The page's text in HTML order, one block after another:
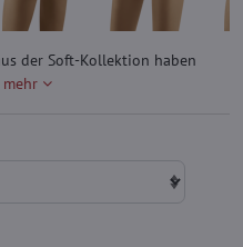
der Soft-Kollektion haben
mehr